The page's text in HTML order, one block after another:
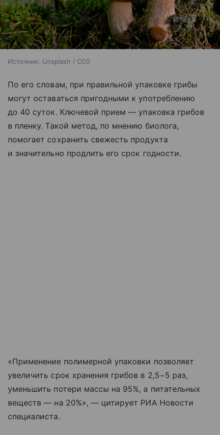
Источник: Unsplash / CC0
По его словам, при правильной упаковке грибы
могут оставаться пригодными к употреблению
до 40 суток. Ключевой прием — упаковка грибов
в пленку. Такой метод, по мнению биолога,
помогает сохранить свежесть продукта
и значительно продлить его срок годности.
«Применение полимерной упаковки позволяет
увеличить срок хранения грибов в 2,5−5 раз,
уменьшить потери массы на 95%, а питательных
веществ — на 20%», — цитирует РИА Новости
специалиста.